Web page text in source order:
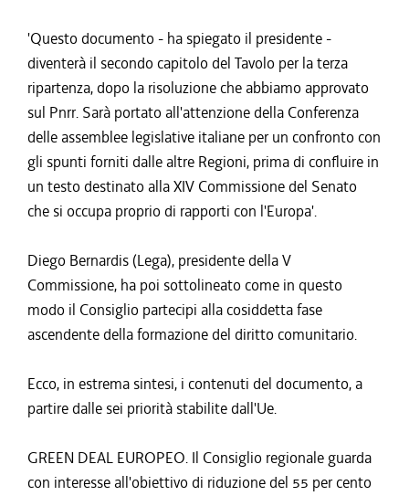
'Questo documento - ha spiegato il presidente -
diventerà il secondo capitolo del Tavolo per la terza
ripartenza, dopo la risoluzione che abbiamo approvato
sul Pnrr. Sarà portato all'attenzione della Conferenza
delle assemblee legislative italiane per un confronto con
gli spunti forniti dalle altre Regioni, prima di confluire in
un testo destinato alla XIV Commissione del Senato
che si occupa proprio di rapporti con l'Europa'.
Diego Bernardis (Lega), presidente della V
Commissione, ha poi sottolineato come in questo
modo il Consiglio partecipi alla cosiddetta fase
ascendente della formazione del diritto comunitario.
Ecco, in estrema sintesi, i contenuti del documento, a
partire dalle sei priorità stabilite dall'Ue.
GREEN DEAL EUROPEO. Il Consiglio regionale guarda
con interesse all'obiettivo di riduzione del 55 per cento